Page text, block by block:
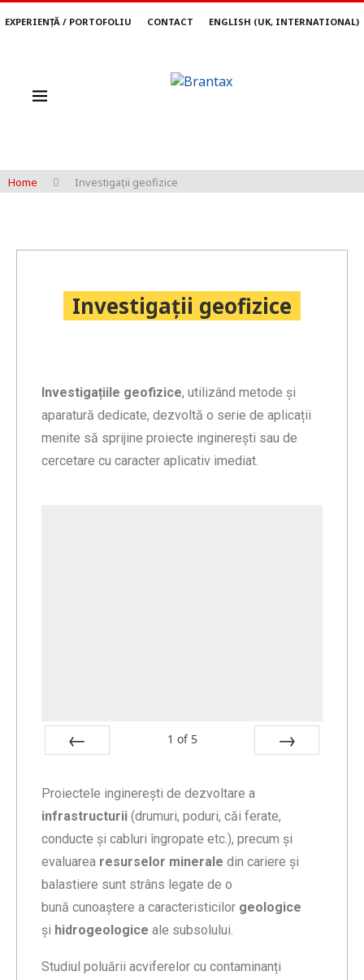
EXPERIENȚĂ / PORTOFOLIU CONTACT ENGLISH (UK, INTERNATIONAL)
Home Investigații geofizice
Investigații geofizice
Investigațiile geofizice, utilizând metode și
aparatură dedicate, dezvoltă o serie de aplicații
menite să sprijine proiecte inginerești sau de
cercetare cu caracter aplicativ imediat.
1 of 5
Proiectele inginerești de dezvoltare a
infrastructurii (drumuri, poduri, căi ferate,
conducte și cabluri îngropate etc.), precum și
evaluarea resurselor minerale din cariere și
balastiere sunt strâns legate de o
bună cunoaștere a caracteristicilor geologice
și hidrogeologice ale subsolului.
Studiul poluării acviferelor cu contaminanți